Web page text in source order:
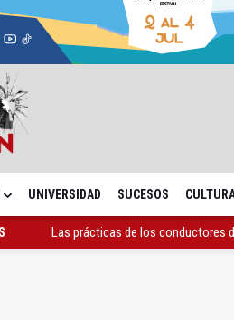
UNIVERSIDAD SUCESOS
La ONCE eleva en 2025 a 4,07